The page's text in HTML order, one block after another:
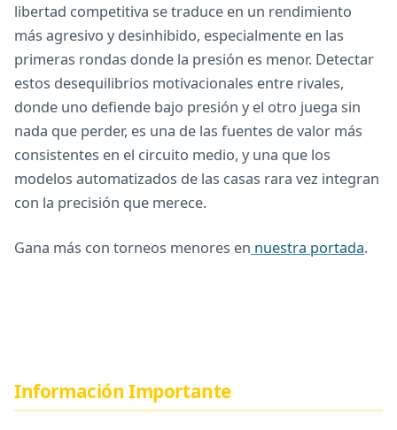
libertad competitiva se traduce en un rendimiento
más agresivo y desinhibido, especialmente en las
primeras rondas donde la presión es menor. Detectar
estos desequilibrios motivacionales entre rivales,
donde uno defiende bajo presión y el otro juega sin
nada que perder, es una de las fuentes de valor más
consistentes en el circuito medio, y una que los
modelos automatizados de las casas rara vez integran
con la precisión que merece.
Gana más con torneos menores en nuestra portada.
Información Importante